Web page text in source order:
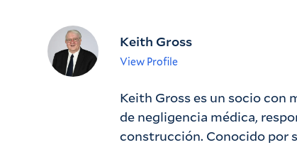
Keith Gross
View Profile
Keith Gross es un socio con
de negligencia médica,
construcción. Conocido por